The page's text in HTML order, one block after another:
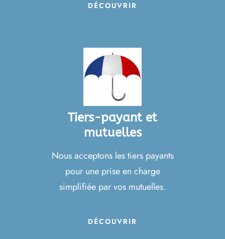
DÉCOUVRIR
Tiers-payant et
mutuelles
Nous acceptons les tiers payants
pour une prise en charge
simplifiée par vos mutuelles.
DÉCOUVRIR